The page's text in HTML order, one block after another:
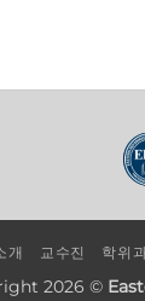
개 교수진 학위
2026 ©